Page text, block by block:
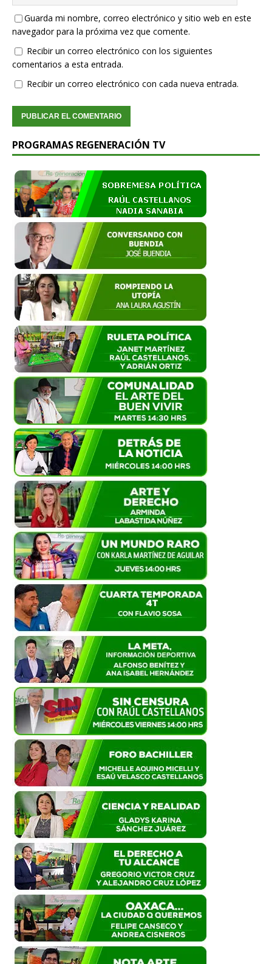
Guarda mi nombre, correo electrónico y sitio web en este
navegador para la próxima vez que comente.
Recibir un correo electrónico con los siguientes
comentarios a esta entrada.
Recibir un correo electrónico con cada nueva entrada.
PROGRAMAS REGENERACIÓN TV